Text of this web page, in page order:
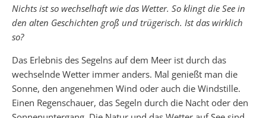
Nichts ist so wechselhaft wie das Wetter. So klingt die See in
den alten Geschichten groß und trügerisch. Ist das wirklich
so?
Das Erlebnis des Segelns auf dem Meer ist durch das
wechselnde Wetter immer anders. Mal genießt man die
Sonne, den angenehmen Wind oder auch die Windstille.
Einen Regenschauer, das Segeln durch die Nacht oder den